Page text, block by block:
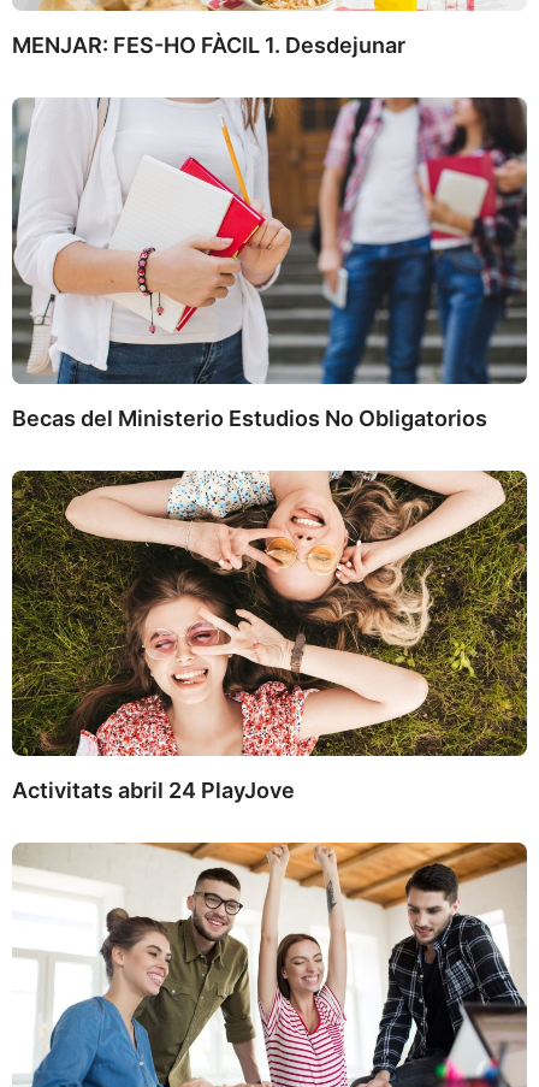
MENJAR: FES-HO FÀCIL 1. Desdejunar
Becas del Ministerio Estudios No Obligatorios
Activitats abril 24 PlayJove